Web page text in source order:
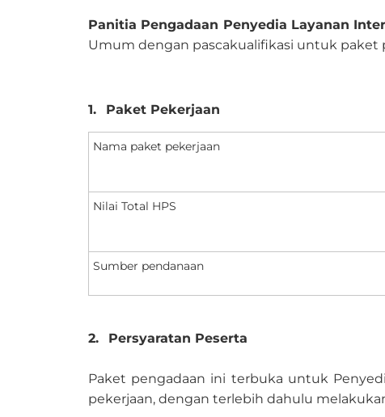
Panitia Pengadaan Penyedia Layanan
Umum dengan pascakualifikasi untuk paket
1. Paket Pekerjaan
Nama paket pekerjaan
Nilai Total HPS
Sumber pendanaan
2. Persyaratan Peserta
Paket pengadaan ini terbuka untuk
pekerjaan, dengan terlebih dahulu